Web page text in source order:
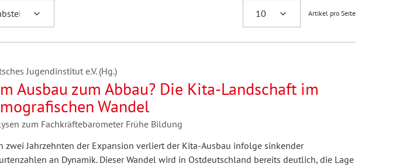
Artikel pro Seite
Jugendinstitut e.V. (Hg.)
Ausbau zum Abbau? Die Kita-Landschaft im
Wandel
zum Fachkräftebarometer Frühe Bildung
zwei Jahrzehnten der Expansion verliert der Kita-Ausbau infolge sinkender
an Dynamik. Dieser Wandel wird in Ostdeutschland bereits deutlich, die Lage